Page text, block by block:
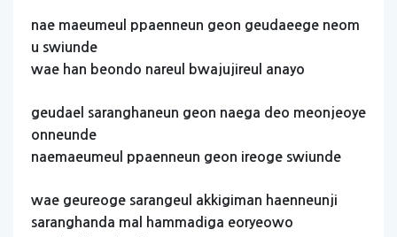
nae maeumeul ppaenneun geon geudaeege neom
u swiunde
wae han beondo nareul bwajujireul anayo
geudael saranghaneun geon naega deo meonjeoye
onneunde
naemaeumeul
ppaenneun geon ireoge swiunde
wae geureoge sarangeul akkigiman haenneunji
saranghanda mal hammadiga eoryeowo